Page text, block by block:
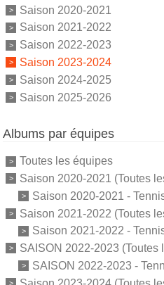
Saison 2020-2021
Saison 2021-2022
Saison 2022-2023
Saison 2023-2024
Saison 2024-2025
Saison 2025-2026
Albums par équipes
Toutes les équipes
Saison 2020-2021 (Toutes
Saison 2020-2021 -
Saison 2021-2022 (Toutes
Saison 2021-2022 -
SAISON 2022-2023 (Toutes
SAISON 2022-2023 -